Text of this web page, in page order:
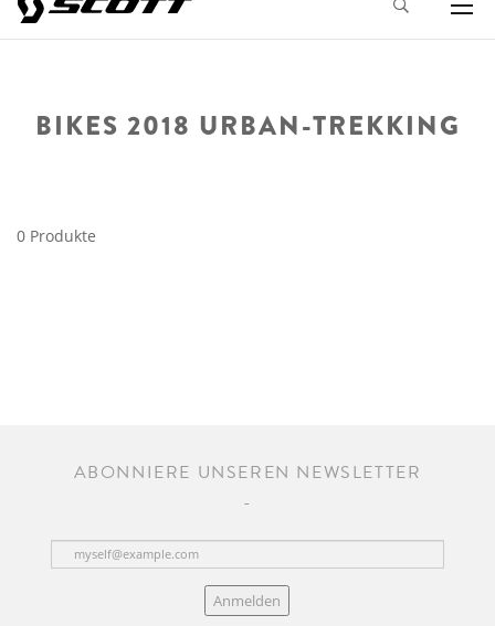
BIKES 2018 URBAN-TREKKING
0 Produkte
ABONNIERE UNSEREN NEWSLETTER
Anmelden